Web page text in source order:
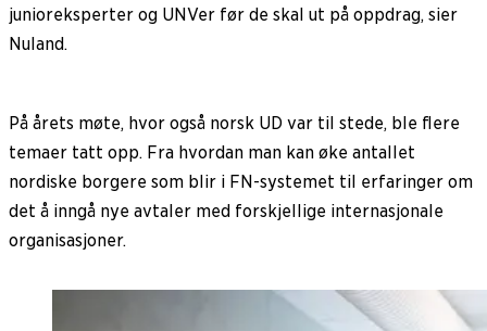
junioreksperter og UNVer før de skal ut på oppdrag, sier
Nuland.
På årets møte, hvor også norsk UD var til stede, ble flere
temaer tatt opp. Fra hvordan man kan øke antallet
nordiske borgere som blir i FN-systemet til erfaringer om
det å inngå nye avtaler med forskjellige internasjonale
organisasjoner.